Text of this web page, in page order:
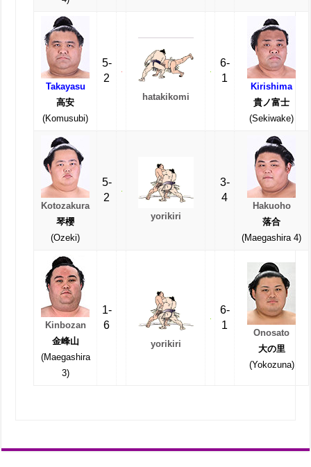
Takayasu
高安
(Komusubi)
5-
2
hatakikomi
6-
1
Kirishima
貴ノ富士
(Sekiwake)
Kotozakura
琴櫻
(Ozeki)
5-
2
yorikiri
3-
4
Hakuoho
落合
(Maegashira 4)
Kinbozan
金峰山
(Maegashira
3)
1-
6
yorikiri
6-
1
Onosato
大の里
(Yokozuna)